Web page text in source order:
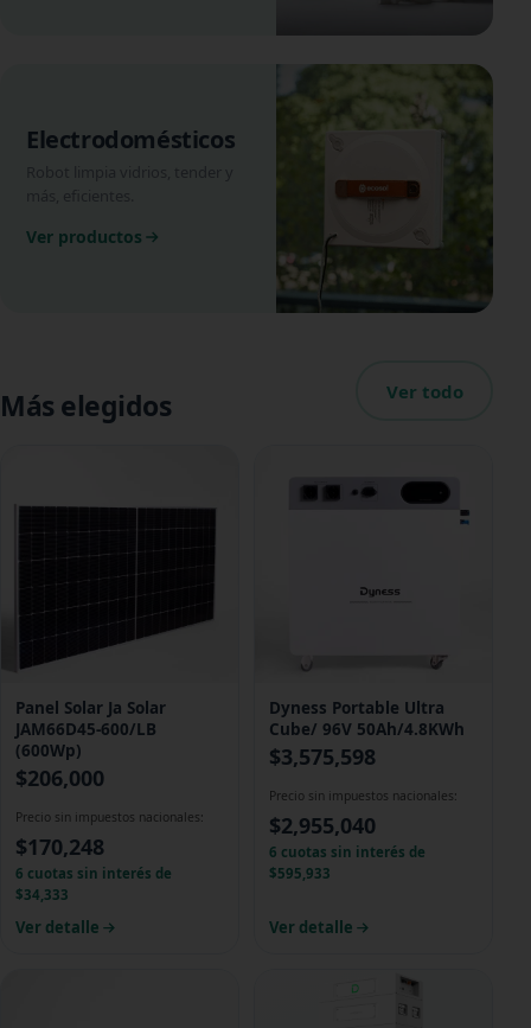
Electrodomésticos
Ver productos
Más elegidos Ver todo
Panel Solar Ja Solar
JAM66D45-600/LB
(600Wp)
$206,000
Precio sin impuestos nacionales:
$170,248
6 cuotas sin interés de
$34,333
Ver detalle
Dyness Portable Ultra
Cube/ 96V 50Ah/4.8KWh
$3,575,598
Precio sin impuestos nacionales:
$2,955,040
6 cuotas sin interés de
$595,933
Ver detalle